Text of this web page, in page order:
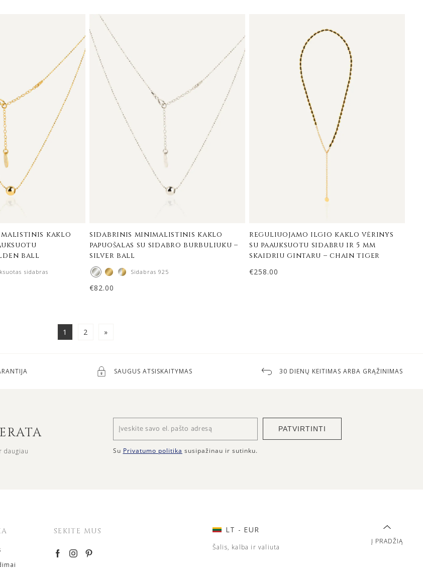
kaklo
ball
sidabras
sidabrinis minimalistinis kaklo
papuošalas su sidabro burbuliuku –
silver ball
Sidabras 925
€82.00
reguliuojamo ilgio kaklo vėrinys
su paauksuotu sidabru ir 5 mm
skaidriu gintaru – chain tiger
€258.00
1 2 »
SAUGUS ATSISKAITYMAS 30 DIENŲ KEITIMAS ARBA GRĄŽINIMAS
daugiau Su Privatumo politika susipažinau ir sutinku.
PATVIRTINTI
SEKITE MUS LT - EUR
Šalis, kalba ir valiuta
Į PRADŽIĄ